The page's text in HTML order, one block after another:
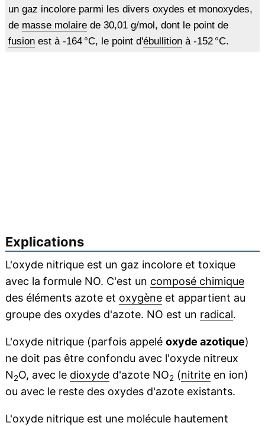
un gaz incolore parmi les divers oxydes et monoxydes,
de masse molairede 30,01 g/mol, dont le point de
fusionest à -164 °C, le point d'ébullitionà -152 °C.
Explications
L'oxyde nitrique est un gaz incolore et toxique
avec la formule NO. C'est un composé chimique
des éléments azote et oxygèneet appartient au
groupe des oxydes d'azote. NO est un radical.
L'oxyde nitrique (parfois appelé oxyde azotique)
ne doit pas être confondu avec l'oxyde nitreux
N2O, avec le dioxyded'azote NO2 (nitriteen ion)
ou avec le reste des oxydes d'azote existants.
L'oxyde nitrique est une molécule hautement